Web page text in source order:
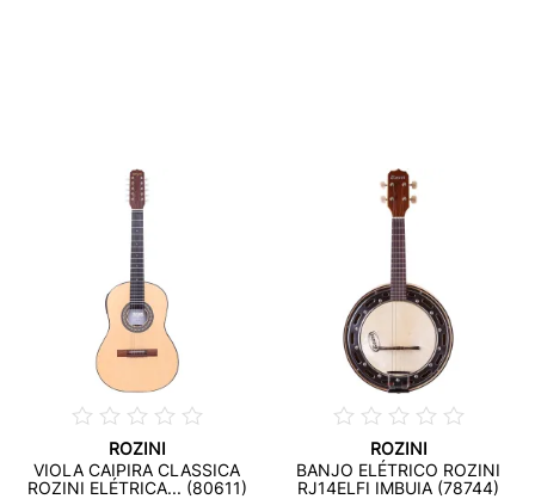
ROZINI
VIOLA CAIPIRA CLASSICA
ROZINI ELÉTRICA... (80611)
ROZINI
BANJO ELÉTRICO ROZINI
RJ14ELFI IMBUIA (78744)